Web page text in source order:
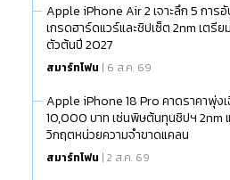
Apple iPhone Air 2 เจาะลึก 5 การอั
เกรดฮาร์ดแวร์และชิปเซ็ต 2nm เตรีย
ตัวต้นปี 2027
สมาร์ทโฟน | 6 ส.ค. 69
Apple iPhone 18 Pro คาดราคาพุ่ง
10,000 บาท เซ่นพิษต้นทุนชิปฯ 2nm
วิกฤตหน่วยความจำขาดแคลน
สมาร์ทโฟน | 2 ส.ค. 69